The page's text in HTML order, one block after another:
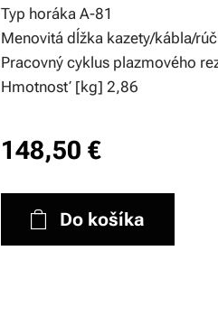
Typ horáka A-81
Menovitá dĺžka kazety/kábla/
Pracovný cyklus plazmového
Hmotnosť [kg] 2,86
148,50 €
Do košíka